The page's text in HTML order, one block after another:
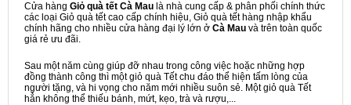
Cửa hàng Giỏ quà tết Cà Mau là nhà cung cấp & phân phối chính thức
các loại Giỏ quà tết cao cấp chính hiệu, Giỏ quà tết hàng nhập khẩu
chính hãng cho nhiều cửa hàng đại lý lớn ở Cà Mau và trên toàn quốc
giá rẻ ưu đãi.
Sau một năm cùng giúp đỡ nhau trong công việc hoặc những hợp
đồng thành công thì một giỏ quà Tết chu đáo thể hiện tấm lòng của
người tặng, và hi vọng cho năm mới nhiều suôn sẻ. Một giỏ quà Tết
hẳn không thể thiếu bánh, mứt, kẹo, trà và rượu,...